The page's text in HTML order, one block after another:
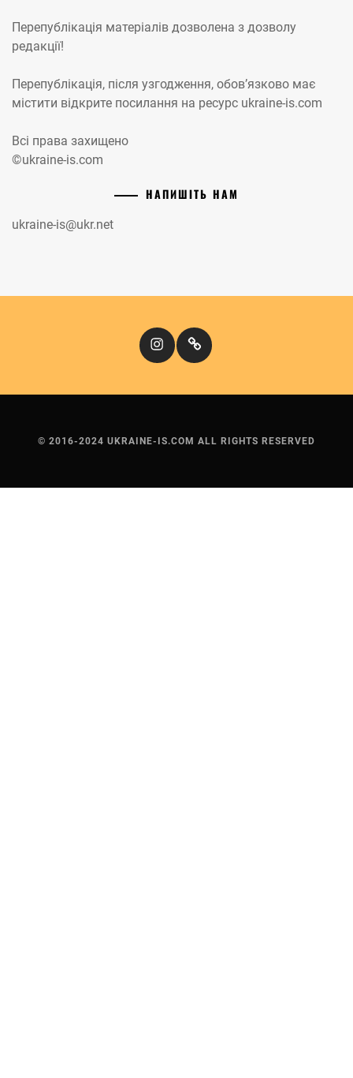
Перепублікація матеріалів дозволена з дозволу
редакції!
Перепублікація, після узгодження, обов’язково має
містити відкрите посилання на ресурс ukraine-is.com
Всі права захищено
©ukraine-is.com
НАПИШІТЬ НАМ
ukraine-is@ukr.net
InstagramКіномандри
© 2016-2024 UKRAINE-IS.COM ALL RIGHTS RESERVED